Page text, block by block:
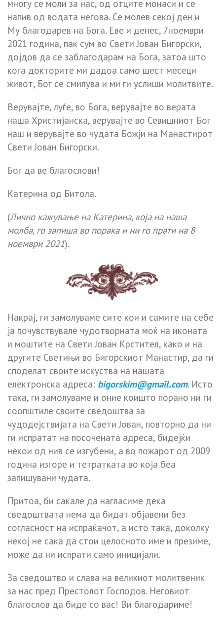
многу се моли за нас, од отците монаси и се
напив од водата негова. Се молев секој ден и
Му благодарев на Бога. Еве и денес, 7ноември
2021 година, пак сум во Свети Јован Бигорски,
дојдов да се заблагодарам на Бога, затоа што
кога докторите ми дадоа само шест месеци
живот, Бог се смилува и ми ги услиши молитвите.
Верувајте, луѓе, во Бога, верувајте во верата
наша Христијанска, верувајте во Севишниот Бог
наш и верувајте во чудата Божји на Манастирот
Свети Јован Бигорски.
Бог да ве благослови!
Катерина од Битола.
(Лично кажување на Катерина, која на наша
молба, го запиша во порака и ни го прати на 8
ноември 2021).
Накрај, ги замолуваме сите кои и самите на себе
ја почувствувале чудотворната моќ на иконата
и моштите на Свети Јован Крстител, како и на
другите Светињи во Бигорскиот Манастир, да ги
споделат своите искуства на нашата
електронска адреса: bigorskim@gmail.com. Исто
така, ги замолуваме и оние коишто порано ни ги
соопштиле своите сведоштва за
чудодејствијата на Свети Јован, повторно да ни
ги испратат на посочената адреса, бидејќи
некои од нив се изгубени, а во пожарот од 2009
година изгоре и тетратката во која беа
запишувани чудата.
Притоа, би сакале да нагласиме дека
сведоштвата нема да бидат објавени без
согласност на испраќачот, а исто така, доколку
некој не сака да стои целосното име и презиме,
може да ни испрати само иницијали.
За сведоштво и слава на великиот молитвеник
за нас пред Престолот Господов. Неговиот
благослов да биде со вас! Ви благодариме!